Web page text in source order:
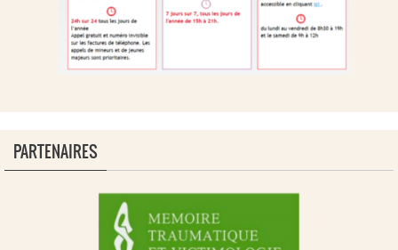
PARTENAIRES